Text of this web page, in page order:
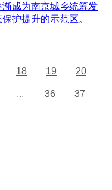
成为南京城乡统筹发
护提升的示范区。
18 19 20
... 36 37